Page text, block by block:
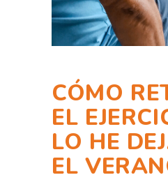
CÓMO
EL
LO HE
EL